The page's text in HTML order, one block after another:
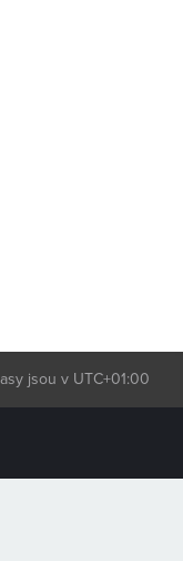
jsou v UTC+01:00